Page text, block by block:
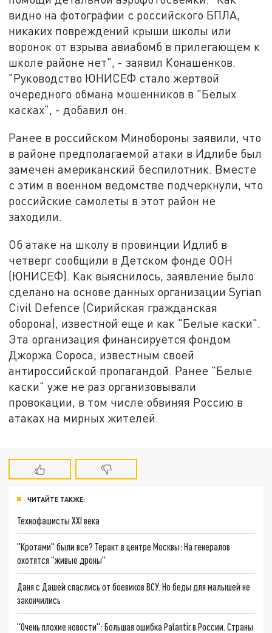
видно на фотографии с российского БПЛА,
никаких повреждений крыши школы или
воронок от взрыва авиабомб в прилегающем к
школе районе нет", - заявил Конашенков.
"Руководство ЮНИСЕФ стало жертвой
очередного обмана мошенников в "Белых
касках", - добавил он.
Ранее в российском Минобороны заявили, что
в районе предполагаемой атаки в Идлибе был
замечен американский беспилотник. Вместе
с этим в военном ведомстве подчеркнули, что
российские самолеты в этот район не
заходили.
Об атаке на школу в провинции Идлиб в
четверг сообщили в Детском фонде ООН
(ЮНИСЕФ). Как выяснилось, заявление было
сделано на основе данных организации Syrian
Civil Defence (Сирийская гражданская
оборона), известной еще и как "Белые каски".
Эта организация финансируется фондом
Джоржа Сороса, известным своей
антироссийской пропагандой. Ранее "Белые
каски" уже не раз организовывали
провокации, в том числе обвиняя Россию в
атаках на мирных жителей.
ЧИТАЙТЕ ТАКЖЕ:
Технофашисты XXI века
"Кротами" были все? Теракт в центре Москвы: На генералов
охотятся "живые дроны"
Даня с Дашей спаслись от боевиков ВСУ. Но беды для малышей не
закончились
"Очень плохие новости": Большая ошибка Palantir в России. Страны